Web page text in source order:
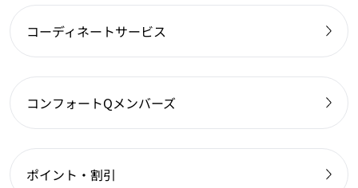
コーディネートサービス
コンフォートQメンバーズ
ポイント・割引